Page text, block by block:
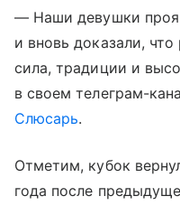
— Наши девушки
и вновь доказали,
сила, традиции и
в своем телеграм-
Слюсарь.
Отметим, кубок
года после